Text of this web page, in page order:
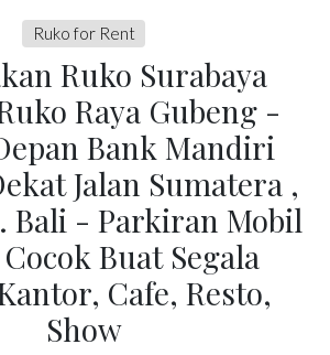
Ruko for Rent
Ruko Surabaya
Raya Gubeng -
Bank Mandiri
Jalan Sumatera ,
Bali - Parkiran Mobil
Buat Segala
Cafe, Resto,
Show